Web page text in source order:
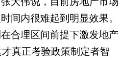
间内很难起到明显效果。
合理区间前提下激发地产
真正考验政策制定者智